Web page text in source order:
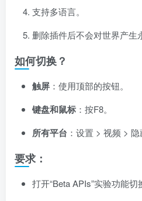
支持多语言。
删除插件后不会对世界产生
如何切换？
触屏 ：使用顶部的按钮。
键盘和鼠标 ：按F8。
所有平台 ：设置 > 视频 > 隐
要求：
打开“Beta APIs”实验功能切